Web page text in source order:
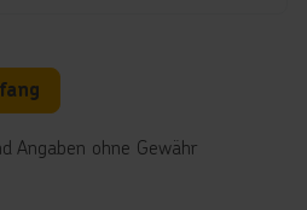
Angaben ohne Gewähr